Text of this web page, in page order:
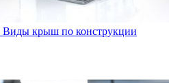
Виды крыш по конструкции